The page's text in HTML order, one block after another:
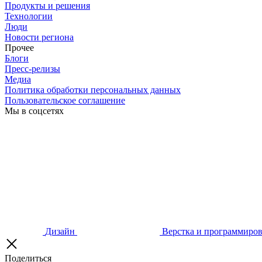
Продукты и решения
Технологии
Люди
Новости региона
Прочее
Блоги
Пресс-релизы
Медиа
Политика обработки персональных данных
Пользовательское соглашение
Мы в соцсетях
Дизайн Верстка и
Поделиться